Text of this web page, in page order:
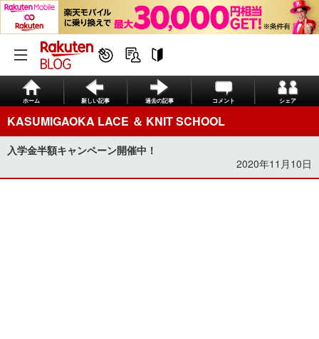
ホーム 新しい記事 過去の記事 コメント シェア
KASUMIGAOKA LACE ＆ KNIT SCHOOL
入学金半額キャンペーン開催中！
2020年11月10日